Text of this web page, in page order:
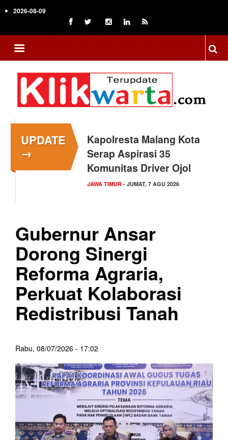
to
content
2026-08-09
UPDATE
→
Kapolresta Malang Kota
Serap Aspirasi 35
Komunitas Driver Ojol
JAWA TIMUR - JUMAT, 7 AGU 2026
Gubernur Ansar
Dorong Sinergi
Reforma Agraria,
Perkuat Kolaborasi
Redistribusi Tanah
Rabu, 08/07/2026 - 17:02